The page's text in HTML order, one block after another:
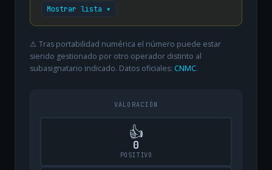
Mostrar lista ▾
⚠️ Tras portabilidad numérica el número puede estar
siendo gestionado por otro operador distinto al
subasignatario indicado. Datos oficiales: CNMC.
VALORACIÓN
👍
0
POSITIVO